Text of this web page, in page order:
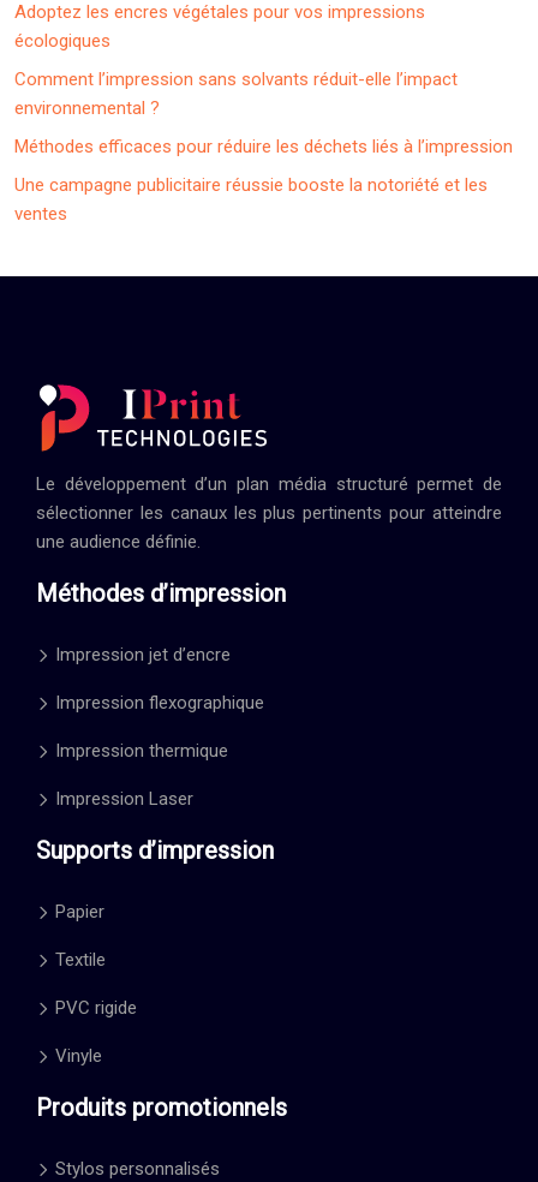
Adoptez les encres végétales pour vos impressions
écologiques
Comment l’impression sans solvants réduit-elle l’impact
environnemental ?
Méthodes efficaces pour réduire les déchets liés à l’impression
Une campagne publicitaire réussie booste la notoriété et les
ventes
Le développement d’un plan média structuré permet de
sélectionner les canaux les plus pertinents pour atteindre
une audience définie.
Méthodes d’impression
Impression jet d’encre
Impression flexographique
Impression thermique
Impression Laser
Supports d’impression
Papier
Textile
PVC rigide
Vinyle
Produits promotionnels
Stylos personnalisés